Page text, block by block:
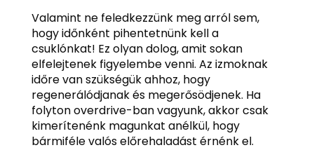
Valamint ne feledkezzünk meg arról sem,
hogy időnként pihentetnünk kell a
csuklónkat! Ez olyan dolog, amit sokan
elfelejtenek figyelembe venni. Az izmoknak
időre van szükségük ahhoz, hogy
regenerálódjanak és megerősödjenek. Ha
folyton overdrive-ban vagyunk, akkor csak
kimerítenénk magunkat anélkül, hogy
bármiféle valós előrehaladást érnénk el.